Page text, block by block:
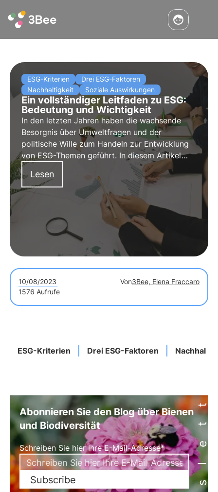
ESG-Kriterien
Drei ESG-Faktoren
Nachhaltigkeit
Soziale Auswirkungen
Ein vollständiger Leitfaden zu ESG:
Bedeutung und Wichtigkeit
In den letzten Jahren haben die wachsende
Besorgnis über Umweltfragen und der
politische Wille zum Handeln zur Entwicklung
von ESG-Themen geführt. In diesem Artikel
erfahren Sie, was ESG-Kriterien sind und
welche Bedeutung sie für Unternehmen und
ihre Anleger haben.
Lesen
10/08/2023 Von3Bee, Elena Fraccaro
1576 Aufrufe
ESG-Kriterien Drei ESG-Faktoren
Abonnieren Sie den Blog über Bienen
und Biodiversität
Schreiben Sie hier Ihre E-Mail-Adresse*
Subscribe